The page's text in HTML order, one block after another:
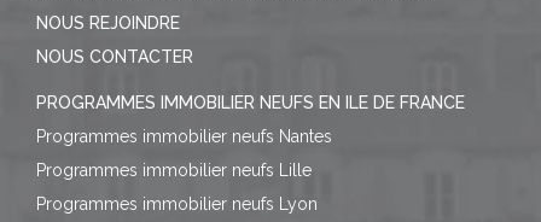
NOUS REJOINDRE
NOUS CONTACTER
PROGRAMMES IMMOBILIER NEUFS EN ILE DE FRANCE
Programmes immobilier neufs Nantes
Programmes immobilier neufs Lille
Programmes immobilier neufs Lyon